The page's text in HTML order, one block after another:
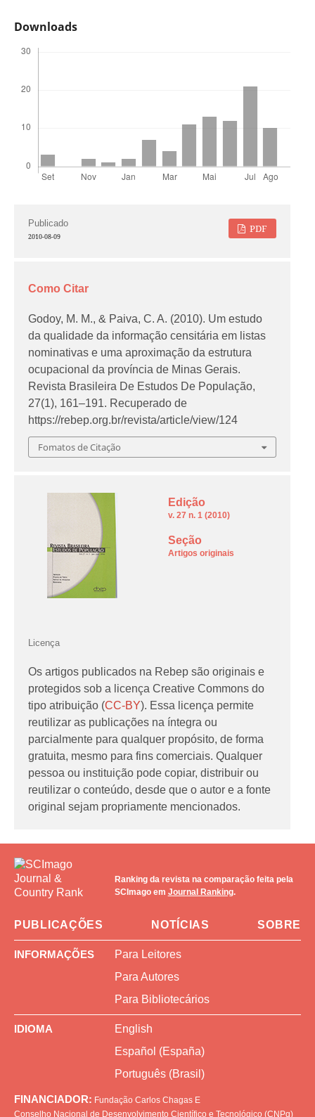
Downloads
PDF
Publicado
2010-08-09
Como Citar
Godoy, M. M., & Paiva, C. A. (2010). Um estudo
da qualidade da informação censitária em listas
nominativas e uma aproximação da estrutura
ocupacional da província de Minas Gerais.
Revista Brasileira De Estudos De População,
27(1), 161–191. Recuperado de
https://rebep.org.br/revista/article/view/124
Fomatos de Citação
Edição
v. 27 n. 1 (2010)
Seção
Artigos originais
Licença
Os artigos publicados na Rebep são originais e
protegidos sob a licença Creative Commons do
tipo atribuição (CC-BY). Essa licença permite
reutilizar as publicações na íntegra ou
parcialmente para qualquer propósito, de forma
gratuita, mesmo para fins comerciais. Qualquer
pessoa ou instituição pode copiar, distribuir ou
reutilizar o conteúdo, desde que o autor e a fonte
original sejam propriamente mencionados.
Ranking da revista na comparação feita pela
SCImago em Journal Ranking.
PUBLICAÇÕES NOTÍCIAS SOBRE
INFORMAÇÕES
Para Leitores
Para Autores
Para Bibliotecários
IDIOMA
English
Español (España)
Português (Brasil)
FINANCIADOR: Fundação Carlos Chagas E
Conselho Nacional de Desenvolvimento Científico e Tecnológico (CNPq)